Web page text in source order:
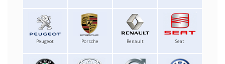
Peugeot Porsche Renault Seat